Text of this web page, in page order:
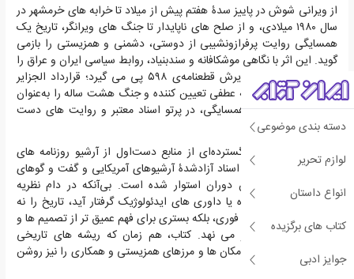
دسته بندی موضوعی
لوازم تحریر
انواع داستان
کتاب های برگزیده
جوایز ادبی
از ویرانی شوش در پاییز سدۀ هفتم پیش از میلاد تا خرابه های خرمشهر در
سال ۱۹۸۰ میلادی، و از صلح های ناپایدار تا جنگ های ویرانگر، تاریخ یک
همسایگی روایت پرفرازونشیبی از دوستی، دشمنی و همزیستی را بازمی
گوید. این اثر با نگاهی موشکافانه و سندبنیاد، روابط سیاسی ایران و عراق را
از دوران باستان تا پذیرش قطعنامه‌ی ۵۹۸ پی می گیرد؛ قرارداد الجزایر
(۱۹۷۵) را به‌مثابۀ نقطه عطفی تعیین کننده و جنگ هشت ساله را به‌عنوان
تلخ ترین فصل این همسایگی، در پرتو اسناد معتبر و روایت های دست
اول بازخوانی می کند.
این پژوهش بر پایۀ گسترده‌ای از منابع دست‌اول از آرشیو روزنامه های
فارسی و بین‌المللی تا اسناد آزادشدۀ آرشیوهای آمریکایی و گفت و گوهای
شفاهی با بازیگران آن دوران استوار شده است. بی‌آنکه در دام نظریه
پردازی های شتاب زده یا داوری های ایدئولوژیک گرفتار آید، تاریخ را نه
ابزاری برای پاسخ های فوری، بلکه بستری برای فهم عمیق تر از تصمیم ها و
کشمکش های معاصر می نهد. کتاب، هم زمان که ریشه های تاریخی
اختلافات را می کاود، امکان ها و مرزهای همزیستی و همکاری را نیز روشن
می سازد.